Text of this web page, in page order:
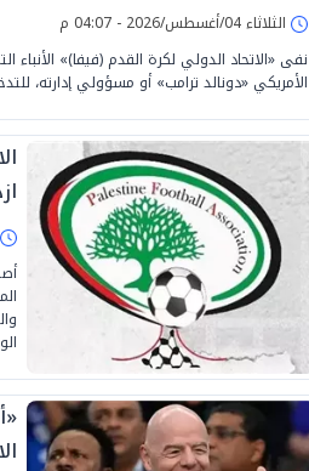
الثلاثاء 04/أغسطس/2026 - 04:07 م
نفى «الاتحاد الدولي لكرة القدم (فيفا)»
الأمريكي «دونالد ترامب» أو مسؤولي إدارته،